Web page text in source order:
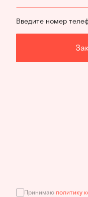
Введите номер
Принимаю политику